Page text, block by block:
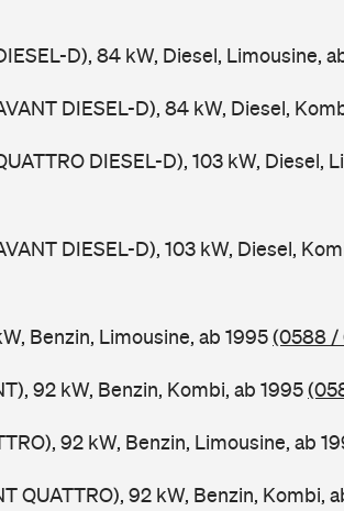
D), 84 kW, Diesel, Limousine,
DIESEL-D), 84 kW, Diesel,
DIESEL-D), 103 kW, Diesel,
DIESEL-D), 103 kW, Diesel,
Benzin, Limousine, ab 1995(0588 /
92 kW, Benzin, Kombi, ab 1995
92 kW, Benzin, Limousine, ab
QUATTRO), 92 kW, Benzin, Kombi,